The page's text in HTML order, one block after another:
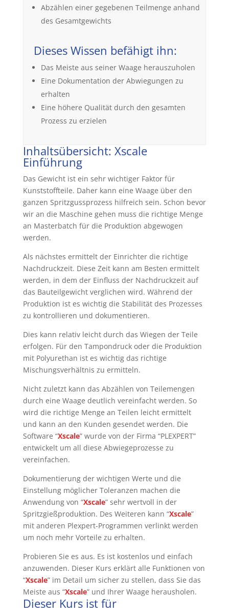
Abzählen einer gegebenen Teilmenge anhand
des Gesamtgewichts
Dieses Wissen befähigt ihn:
Das Meiste aus seiner Waage herauszuholen
Eine Dokumentation der Abwiegungen zu
erhalten
Eine höhere Qualität durch den gesamten
Prozess zu erzielen
Inhaltsübersicht: Xscale
Einführung
Das Gewicht ist ein sehr wichtiger Faktor für
Kunststoffteile. Daher kann eine Waage über den
ganzen Spritzgussprozess hilfreich sein. Schon bevor
wir an die Maschine gehen muss die richtige Menge
an Masterbatch für die Produktion abgewogen
werden.
Als nächstes ermittelt der Einrichter die richtige
Nachdruckzeit. Diese Zeit kann am Besten ermittelt
werden, in dem der Einfluss der Nachdruckzeit auf
das Bauteilgewicht verglichen wird. Während der
Produktion ist es wichtig die Stabilität des Prozesses
zu kontrollieren und dokumentieren.
Dies kann relativ leicht durch das Wiegen der Teile
erfolgen. Für den Tampondruck oder die Produktion
mit Polyurethan ist es wichtig das richtige
Mischungsverhältnis zu ermitteln.
Nicht zuletzt kann das Abzählen von Teilemengen
durch eine Waage deutlich vereinfacht werden. So
wird die richtige Menge an Teilen leicht ermittelt
und kann an den Kunden gesendet werden. Die
Software “Xscale” wurde von der Firma “PLEXPERT”
entwickelt um all diese Abwiegeprozesse zu
vereinfachen.
Dokumentierung der wichtigen Werte und die
Einstellung möglicher Toleranzen machen die
Anwendung von “Xscale” sehr wertvoll in der
Spritzgießproduktion. Des Weiteren kann “Xscale”
mit anderen Plexpert-Programmen verlinkt werden
um noch mehr Vorteile zu erhalten.
Probieren Sie es aus. Es ist kostenlos und einfach
anzuwenden. Dieser Kurs erklärt alle Funktionen von
“Xscale” im Detail um sicher zu stellen, dass Sie das
Meiste aus “Xscale” und Ihrer Waage herausholen.
Dieser Kurs ist für